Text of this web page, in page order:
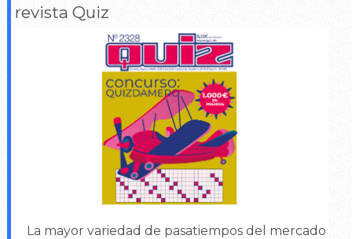
revista Quiz
La mayor variedad de pasatiempos del mercado